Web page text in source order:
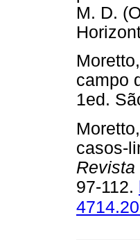
M. D.
campo
1ed.
casos-
Revista
97-112.